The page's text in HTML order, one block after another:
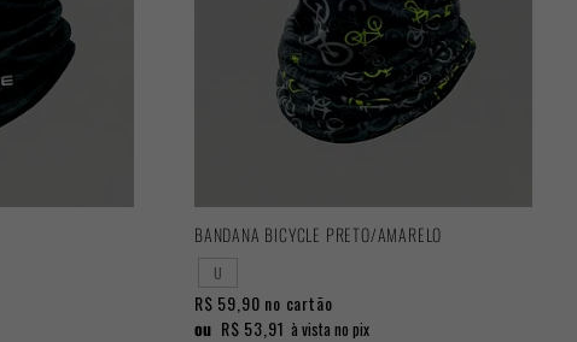
BANDANA BICYCLE PRETO/AMARELO
U
R$ 59,90 no cartão
ou R$ 53,91 à vista no pix